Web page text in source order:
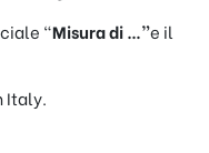
“Misura di …”e il
Italy.